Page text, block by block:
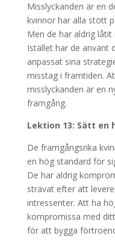
Misslyckanden är en
kvinnor har alla stött
Men de har aldrig
Istället har de använt
anpassat sina
misstag i framtiden.
misslyckanden är en
framgång.
Lektion 13: Sätt en
De framgångsrika
en hög standard för
De har aldrig
strävat efter att
intressenter. Att ha
kompromissa med
för att bygga